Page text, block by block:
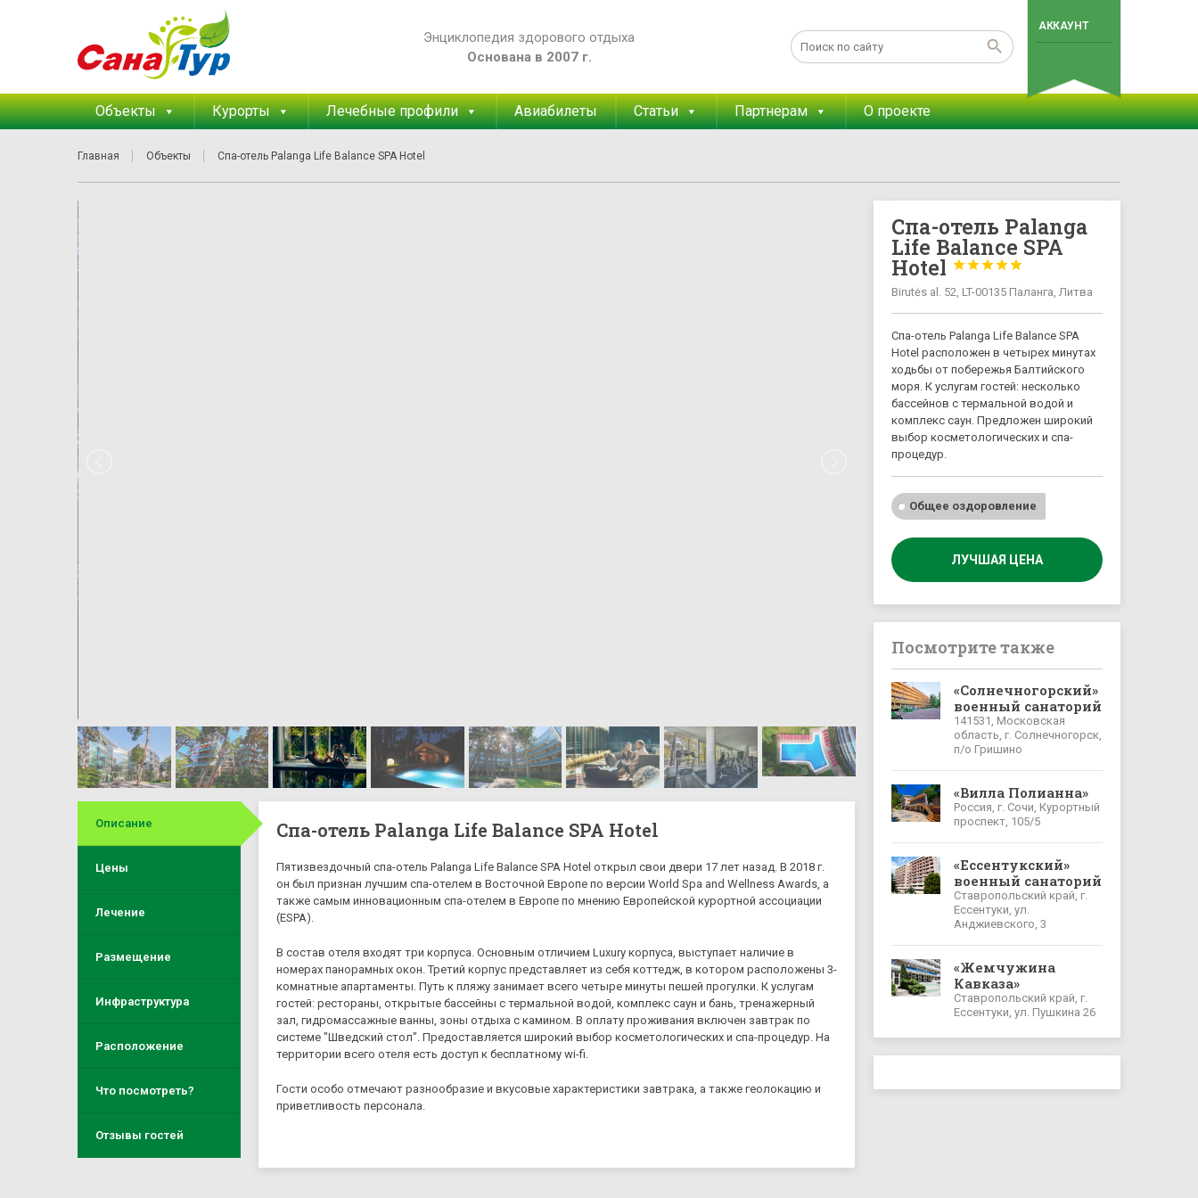
АККАУНТ
Энциклопедия здорового отдыха
Основана в 2007 г.
Объекты Курорты Лечебные профили Авиабилеты Статьи Партнерам О проекте
Главная Объекты Спа-отель Palanga Life Balance SPA Hotel
Описание
Цены
Лечение
Размещение
Инфраструктура
Расположение
Что посмотреть?
Отзывы гостей
Спа-отель Palanga Life Balance SPA Hotel
Пятизвездочный спа-отель Palanga Life Balance SPA Hotel открыл свои двери 17 лет назад. В 2018 г.
он был признан лучшим спа-отелем в Восточной Европе по версии World Spa and Wellness Awards, а
также самым инновационным спа-отелем в Европе по мнению Европейской курортной ассоциации
(ESPA).
В состав отеля входят три корпуса. Основным отличием Luxury корпуса, выступает наличие в
номерах панорамных окон. Третий корпус представляет из себя коттедж, в котором расположены 3-
комнатные апартаменты. Путь к пляжу занимает всего четыре минуты пешей прогулки. К услугам
гостей: рестораны, открытые бассейны с термальной водой, комплекс саун и бань, тренажерный
зал, гидромассажные ванны, зоны отдыха с камином. В оплату проживания включен завтрак по
системе "Шведский стол". Предоставляется широкий выбор косметологических и спа-процедур. На
территории всего отеля есть доступ к бесплатному wi-fi.
Гости особо отмечают разнообразие и вкусовые характеристики завтрака, а также геолокацию и
приветливость персонала.
Спа-отель Palanga
Life Balance SPA
Hotel 




Birutės al. 52, LT-00135 Паланга, Литва
Спа-отель Palanga Life Balance SPA
Hotel расположен в четырех минутах
ходьбы от побережья Балтийского
моря. К услугам гостей: несколько
бассейнов с термальной водой и
комплекс саун. Предложен широкий
выбор косметологических и спа-
процедур.
Общее оздоровление
ЛУЧШАЯ ЦЕНА
Посмотрите также
«Солнечногорский»
военный санаторий
141531, Московская
область, г. Солнечногорск,
п/о Гришино
«Вилла Полианна»
Россия, г. Сочи, Курортный
проспект, 105/5
«Ессентукский»
военный санаторий
Ставропольский край, г.
Ессентуки, ул.
Анджиевского, 3
«Жемчужина
Кавказа»
Ставропольский край, г.
Ессентуки, ул. Пушкина 26